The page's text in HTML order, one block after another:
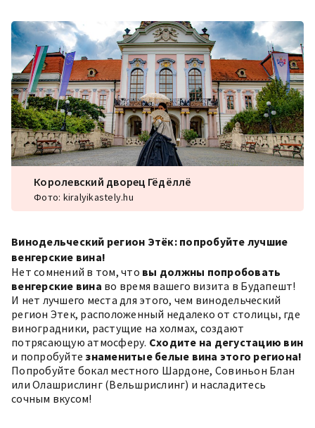
Королевский дворец Гёдёллё
Фото: kiralyikastely.hu
Винодельческий регион Этёк: попробуйте лучшие
венгерские вина!
Нет сомнений в том, что вы должны попробовать
венгерские вина во время вашего визита в Будапешт!
И нет лучшего места для этого, чем винодельческий
регион Этек, расположенный недалеко от столицы, где
виноградники, растущие на холмах, создают
потрясающую атмосферу. Сходите на дегустацию вин
и попробуйте знаменитые белые вина этого региона!
Попробуйте бокал местного Шардоне, Совиньон Блан
или Олашрислинг (Вельшрислинг) и насладитесь
сочным вкусом!